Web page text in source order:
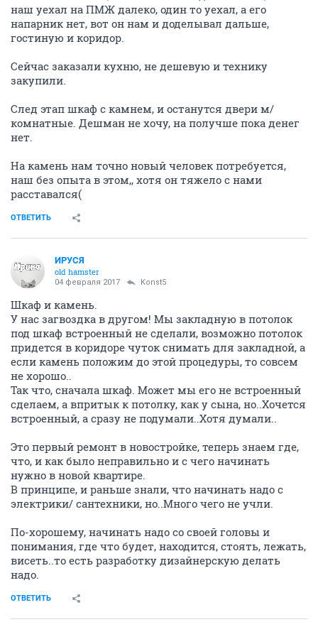
наш уехал на ПМЖ далеко, один то уехал, а его
напарник нет, вот он нам и доделывал дальше,
гостиную и коридор.
Сейчас заказали кухню, не дешевую и технику
закупили.
След этап шкаф с камнем, и останутся двери м/
комнатные. Дешман не хочу, на получше пока денег
нет.
На камень нам точно новый человек потребуется,
наш без опыта в этом,, хотя он тяжело с нами
расставался(
ОТВЕТИТЬ
ИРУСЯ
old hamster
04 февраля 2017 Konst5
Шкаф и камень.
У нас загвоздка в другом! Мы закладную в потолок
под шкаф встроенный не сделали, возможно потолок
придется в коридоре чуток снимать для закладной, а
если камень положим до этой процедуры, то совсем
не хорошо..
Так что, сначала шкаф. Может мы его не встроенный
сделаем, а впритык к потолку, как у сына, но..Хочется
встроенный, а сразу не подумали..Хотя думали..
Это первый ремонт в новостройке, теперь знаем где,
что, и как было неправильно и с чего начинать
нужно в новой квартире.
В принципе, и раньше знали, что начинать надо с
электрики/ сантехники, но..Много чего не учли.
По-хорошему, начинать надо со своей головы и
понимания, где что будет, находится, стоять, лежать,
висеть..то есть разработку дизайнерскую делать
надо.
ОТВЕТИТЬ